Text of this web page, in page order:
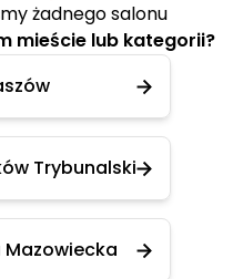
żadnego salonu
mieście lub kategorii?
Trybunalski
Mazowiecka